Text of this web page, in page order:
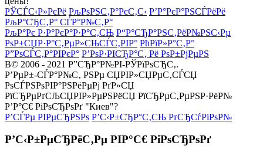
РЎСЃС‹Р»РєРё РљРѕРЅС‚Р°РєС‚С‹ Р’Р°РєР°РЅСЃРёРё
РљР°СЂС‚Р° СЃР°Р№С‚Р°
РљР°Рє Р·Р°РєР°Р·Р°С‚СЊ Р“Р°СЂР°РЅС‚РёР№РЅС‹Рµ
РѕР±СЏР·Р°С‚РµР»СЊСЃС‚РІР° РћРїР»Р°С‚Р°
Р”РѕСЃС‚Р°РІРєР° Р’РѕР·РІСЂР°С‚ Рё РѕР±РјРµРЅ
В© 2006 - 2021 Р”СЂР°Р№РІ-РЎРїРѕСЂС‚.
Р’РµР±-СЃР°Р№С‚ РЅРµ СЏРІР»СЏРµС‚СЃСЏ
РѕСЃРЅРѕРІР°РЅРёРµРј РґР»СЏ
РїСЂРµРґСЉСЏРІР»РµРЅРёСЏ РїСЂРµС‚РµРЅР·РёР№
Р’Р°С€ РіРѕСЂРѕРґ "Киев"?
Р’СЃРµ РІРµСЂРЅРѕ Р’С‹Р±СЂР°С‚СЊ РґСЂСѓРіРѕР№
Р’С‹Р±РµСЂРёС‚Рµ РІР°С€ РіРѕСЂРѕРґ